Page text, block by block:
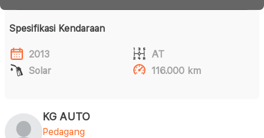
Spesifikasi Kendaraan
2013
AT
Solar
116.000 km
KG AUTO
Pedagang